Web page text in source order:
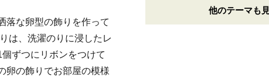
落な卵型の飾りを作って
は、洗濯のりに浸したレ
ずつにリボンをつけて
卵の飾りでお部屋の模様
他のテーマも